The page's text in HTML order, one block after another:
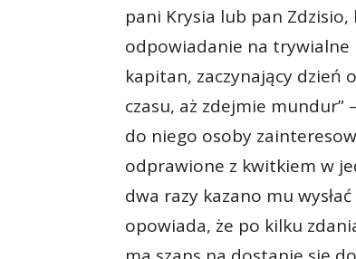
pani Krysia lub pan
odpowiadanie na trywialne
kapitan, zaczynający dzień
czasu, aż zdejmie mundur”
do niego osoby
odprawione z kwitkiem w
dwa razy kazano mu wysłać
opowiada, że po kilku